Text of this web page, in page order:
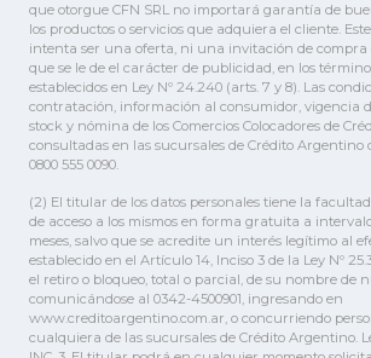
que otorgue CFN SRL no importará garantía de
los productos o servicios que adquiera el cliente.
intenta ser una oferta, ni una invitación de compra
que se le de el carácter de publicidad, en los
establecidos en Ley Nº 24.240 (arts. 7 y 8). Las
contratación, información al consumidor, vigencia
stock y nómina de los Comercios Colocadores de
consultadas en las sucursales de Crédito Argentino
0800 555 0090.
(2) El titular de los datos personales tiene la
de acceso a los mismos en forma gratuita a
meses, salvo que se acredite un interés legítimo al
establecido en el Artículo 14, Inciso 3 de la Ley Nº
el retiro o bloqueo, total o parcial, de su nombre de
comunicándose al 0342-4500901, ingresando en
www.creditoargentino.com.ar, o concurriendo
cualquiera de las sucursales de Crédito Argentino.